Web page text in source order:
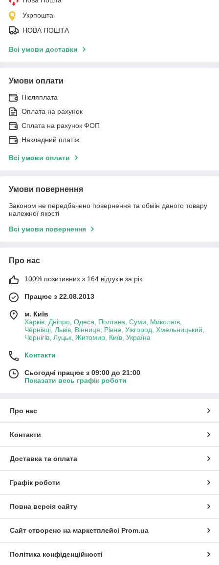
Укрпошта
НОВА ПОШТА
Всі умови доставки
Умови оплати
Післяплата
Оплата на рахунок
Сплата на рахунок ФОП
Накладний платіж
Всі умови оплати
Умови повернення
Законом не передбачено повернення та обмін даного товару
належної якості
Всі умови повернення
Про нас
100% позитивних з 164 відгуків за рік
Працює з 22.08.2013
м. Київ
Харків, Дніпро, Одеса, Полтава, Суми, Миколаїв,
Чернівці, Львів, Вінниця, Рівне, Ужгород, Хмельницький,
Чернігів, Луцьк, Житомир, Київ, Україна
Контакти
Сьогодні працює з 09:00 до 21:00
Показати весь графік роботи
Про нас
Контакти
Доставка та оплата
Графік роботи
Повна версія сайту
Сайт створено на маркетплейсі Prom.ua
Політика конфіденційності